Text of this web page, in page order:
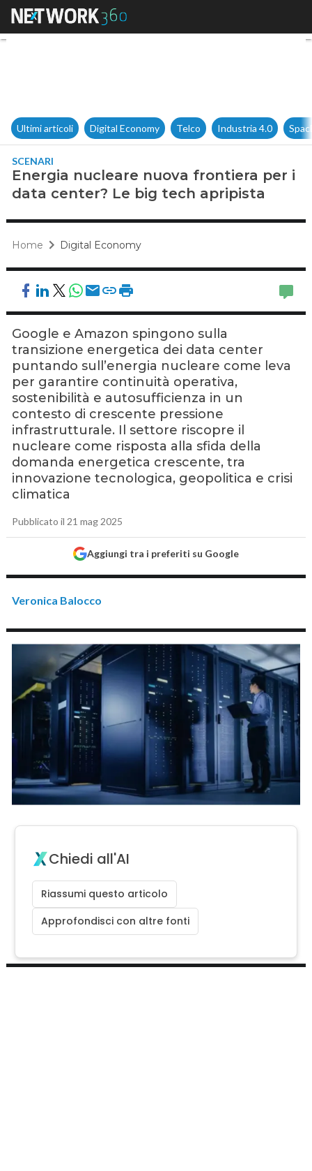
Energia nucleare nuova
Ultimi articoli Digital Economy Telco Industria 4.0
SCENARI
Energia nucleare nuova frontiera per i
data center? Le big tech apripista
Home Digital Economy
Google e Amazon spingono sulla
transizione energetica dei data center
puntando sull’energia nucleare come leva
per garantire continuità operativa,
sostenibilità e autosufficienza in un
contesto di crescente pressione
infrastrutturale. Il settore riscopre il
nucleare come risposta alla sfida della
domanda energetica crescente, tra
innovazione tecnologica, geopolitica e crisi
climatica
Pubblicato il 21 mag 2025
Aggiungi tra i preferiti su Google
Veronica Balocco
Chiedi all'AI
Riassumi questo articolo
Approfondisci con altre fonti